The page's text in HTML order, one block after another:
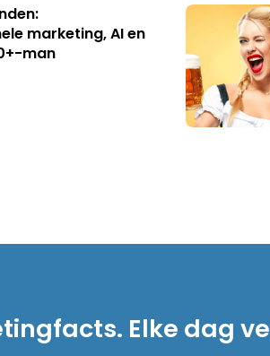
marketing, AI en
man
Elke dag